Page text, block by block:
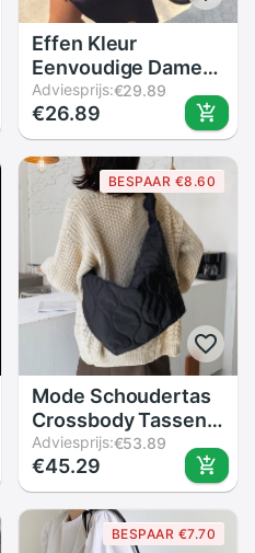
Effen Kleur
Eenvoudige Dames
Onderarm
Schoudertas Mode
Vrouwelijke Nylon
Tassen Vintage
Candy Kleur
Vrouwen Hobos
Handtassen
Adviesprijs:€29.89
€26.89
BESPAAR €8.60
Mode Schoudertas
Crossbody Tassen
Voor Vrouwen
Grote Capaciteit
Tas Rits Mode Wilde
Vrouwelijke Katoen
Reistassen
Adviesprijs:€53.89
€45.29
BESPAAR €7.70